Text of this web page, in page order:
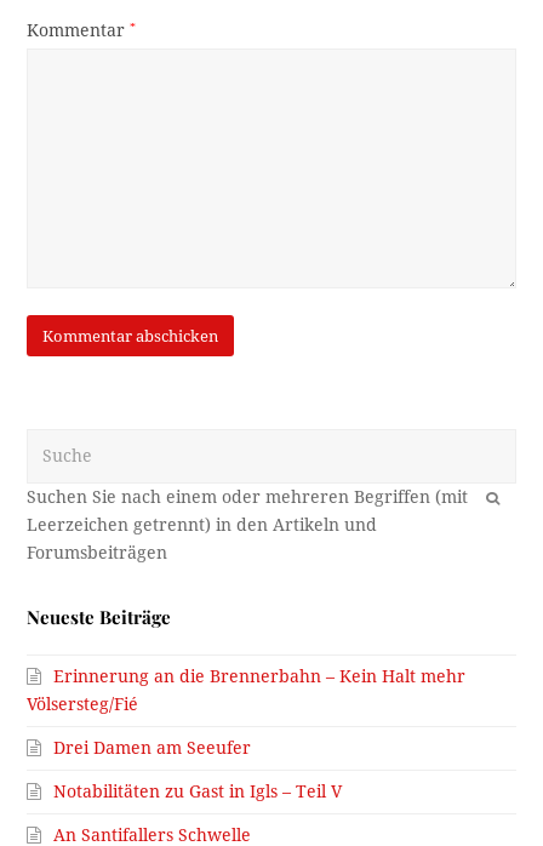
Kommentar*
OK
Neueste Beiträge
Erinnerung an die Brennerbahn – Kein Halt mehr
Völsersteg/Fié
Drei Damen am Seeufer
Notabilitäten zu Gast in Igls – Teil V
An Santifallers Schwelle